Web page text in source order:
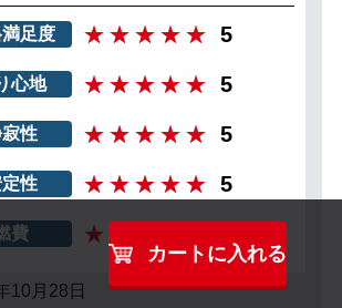
カートに入れる
足度 5
心地 5
性 5
性 5
費
10月28日